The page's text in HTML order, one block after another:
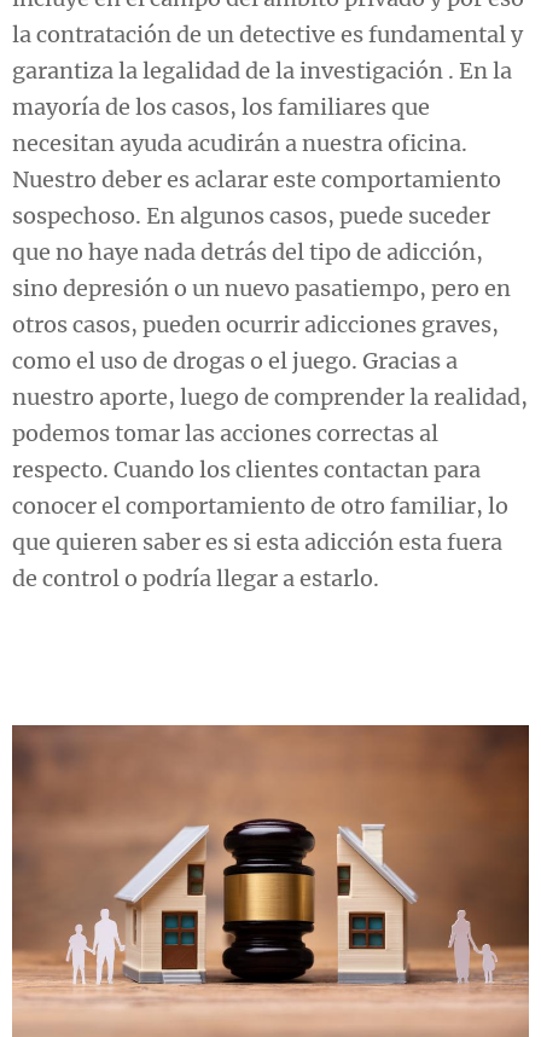
la contratación de un detective es fundamental y
garantiza la legalidad de la investigación . En la
mayoría de los casos, los familiares que
necesitan ayuda acudirán a nuestra oficina.
Nuestro deber es aclarar este comportamiento
sospechoso. En algunos casos, puede suceder
que no haye nada detrás del tipo de adicción,
sino depresión o un nuevo pasatiempo, pero en
otros casos, pueden ocurrir adicciones graves,
como el uso de drogas o el juego. Gracias a
nuestro aporte, luego de comprender la realidad,
podemos tomar las acciones correctas al
respecto. Cuando los clientes contactan para
conocer el comportamiento de otro familiar, lo
que quieren saber es si esta adicción esta fuera
de control o podría llegar a estarlo.